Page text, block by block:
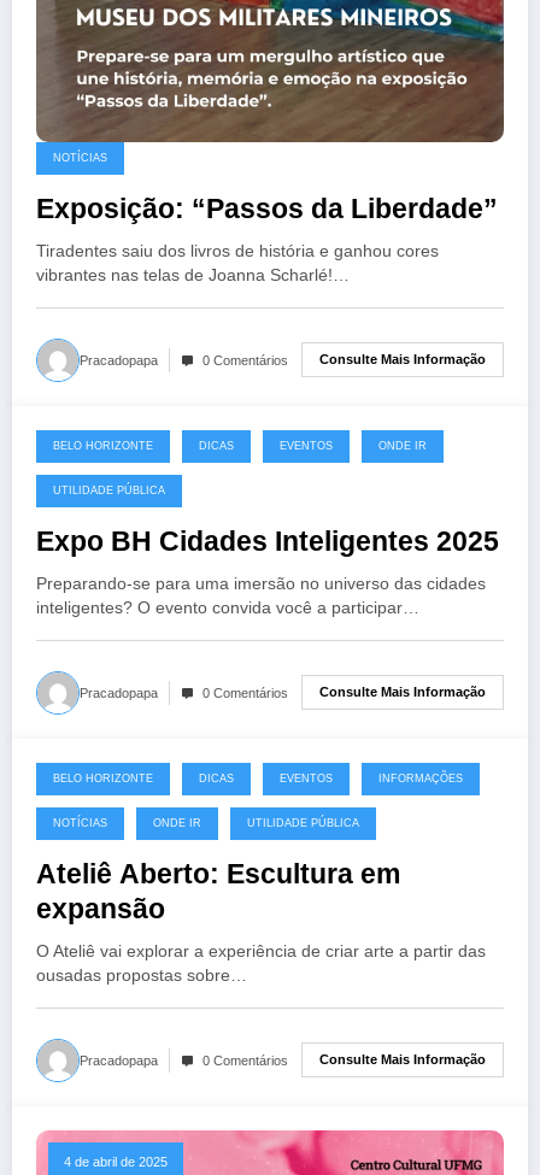
NOTÍCIAS
Exposição: “Passos da Liberdade”
Tiradentes saiu dos livros de história e ganhou cores
vibrantes nas telas de Joanna Scharlé!…
Pracadopapa 0 Comentários Consulte Mais Informação
15 de abril de 2025
BELO HORIZONTE DICAS EVENTOS ONDE IR
UTILIDADE PÚBLICA
Expo BH Cidades Inteligentes 2025
Preparando-se para uma imersão no universo das cidades
inteligentes? O evento convida você a participar…
Pracadopapa 0 Comentários Consulte Mais Informação
8 de abril de 2025
BELO HORIZONTE DICAS EVENTOS INFORMAÇÕES
NOTÍCIAS ONDE IR UTILIDADE PÚBLICA
Ateliê Aberto: Escultura em
expansão
O Ateliê vai explorar a experiência de criar arte a partir das
ousadas propostas sobre…
Pracadopapa 0 Comentários Consulte Mais Informação
4 de abril de 2025